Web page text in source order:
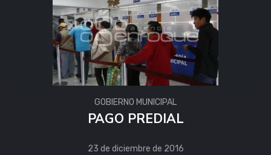
GOBIERNO MUNICIPAL
PAGO PREDIAL
23 de diciembre de 2016